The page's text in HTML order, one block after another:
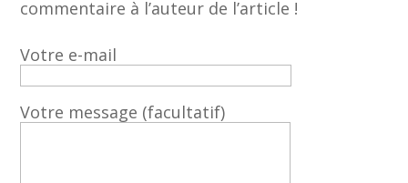
commentaire à l’auteur de l’article !
Votre e-mail
Votre message (facultatif)